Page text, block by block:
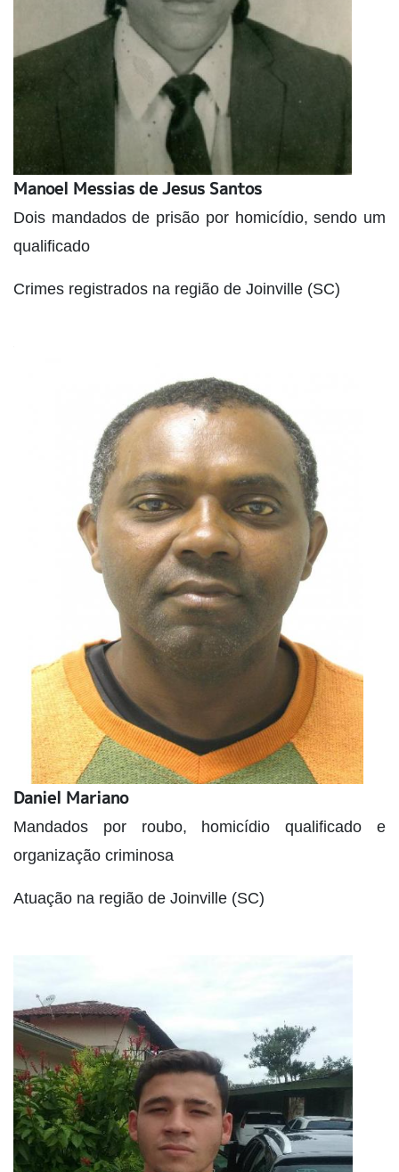
Manoel Messias de Jesus Santos
Dois mandados de prisão por homicídio, sendo um
qualificado
Crimes registrados na região de Joinville (SC)
Daniel Mariano
Mandados por roubo, homicídio qualificado e
organização criminosa
Atuação na região de Joinville (SC)